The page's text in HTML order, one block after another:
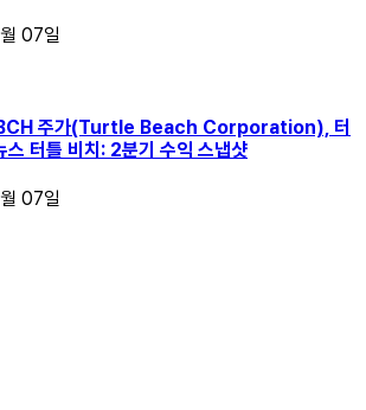
07일
주가(Turtle Beach Corporation), 터
스 터틀 비치: 2분기 수익 스냅샷
07일